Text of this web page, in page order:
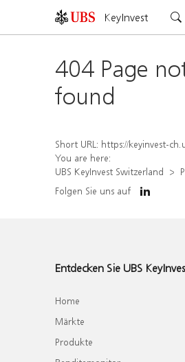
KeyInvest
404 Page
found
Short URL: https://keyinvest-ch.ubs.com/produkt/
You are here:
UBS KeyInvest Switzerland
Folgen Sie uns auf
Entdecken Sie UBS
Home
Märkte
Produkte